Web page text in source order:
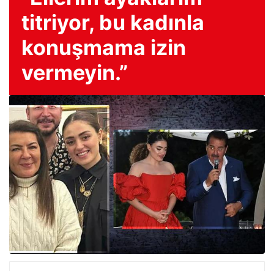
titriyor, bu kadınla
konuşmama izin
vermeyin.”